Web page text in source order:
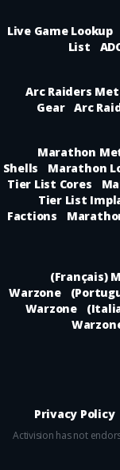
Live Game Lookup
List
Arc Raiders
Gear
Arc
Marathon
Shells
Marathon
Tier List Cores
Tier List
Factions
(Français)
Warzone
Warzone
Privacy Policy
Activision has not